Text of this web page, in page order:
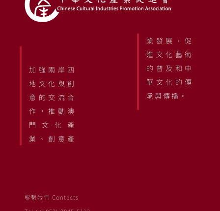
加強兩岸四
地文化與創
意的交流合
作，推動澳
門文化產
業、創意產
業發展，促
進文化藝術
的普及和中
華文化的傳
承與傳播。
聯繫我們 Contacts